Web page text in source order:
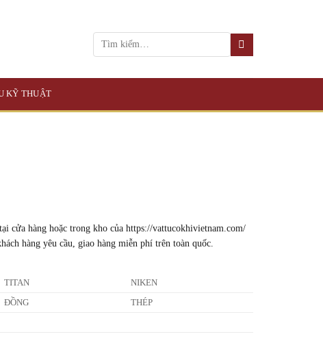
KỸ THUẬT
cửa hàng hoặc trong kho của https://vattucokhivietnam.com/
hàng yêu cầu, giao hàng miễn phí trên toàn quốc.
TITAN NIKEN
ĐỒNG THÉP